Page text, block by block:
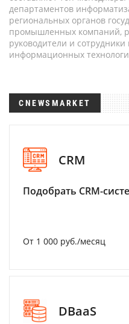
департаментов
региональных органов
промышленных компаний,
руководители и
информационных
CNEWSMARKET
CRM
Подобрать CRM-
От 1 000 руб./месяц
DBaaS